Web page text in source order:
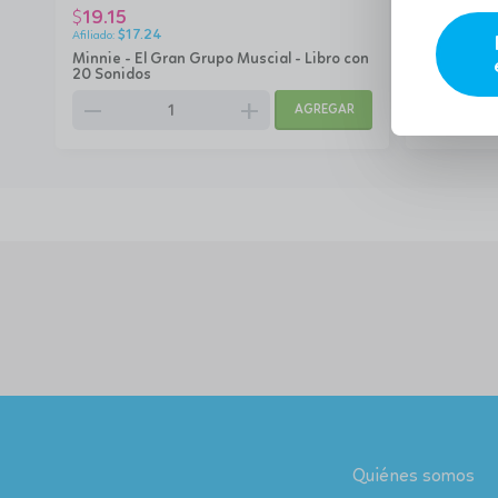
Minnie - El Gran Grupo Muscial - Libro con
20 Sonidos
$19.15
$17.24
remove add AGREGAR
Fuggler -
19.61
Quiénes somos